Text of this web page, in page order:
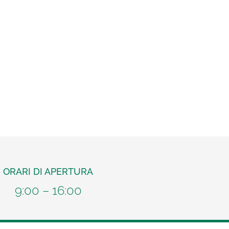
ORARI DI APERTURA
9:00 – 16:00